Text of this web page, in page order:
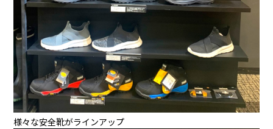
様々な安全靴がラインアップ